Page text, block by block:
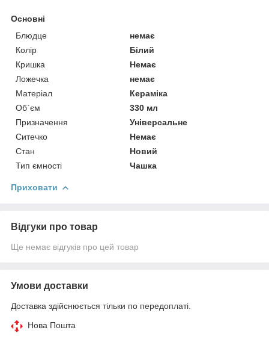
Основні
Блюдце
немає
Колір
Білий
Кришка
Немає
Ложечка
немає
Матеріал
Кераміка
Об`єм
330 мл
Призначення
Універсальне
Ситечко
Немає
Стан
Новий
Тип ємності
Чашка
Приховати
Відгуки про товар
Ще немає відгуків про цей товар
Умови доставки
Доставка здійснюється тільки по передоплаті.
Нова Пошта